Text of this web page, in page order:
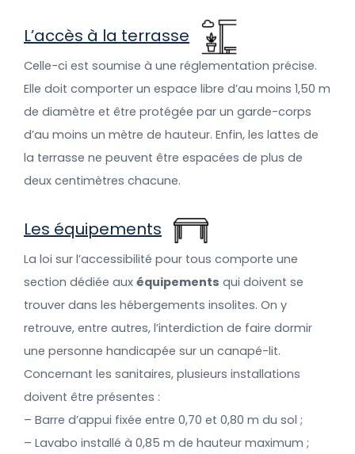
L’accès à la terrasse
Celle-ci est soumise à une réglementation précise.
Elle doit comporter un espace libre d’au moins 1,50 m
de diamètre et être protégée par un garde-corps
d’au moins un mètre de hauteur. Enfin, les lattes de
la terrasse ne peuvent être espacées de plus de
deux centimètres chacune.
Les équipements
La loi sur l’accessibilité pour tous comporte une
section dédiée aux équipements qui doivent se
trouver dans les hébergements insolites. On y
retrouve, entre autres, l’interdiction de faire dormir
une personne handicapée sur un canapé-lit.
Concernant les sanitaires, plusieurs installations
doivent être présentes :
– Barre d’appui fixée entre 0,70 et 0,80 m du sol ;
– Lavabo installé à 0,85 m de hauteur maximum ;